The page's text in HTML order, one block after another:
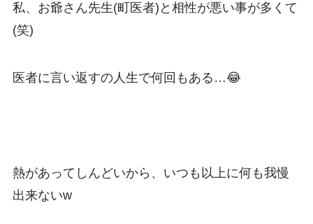
私、お爺さん先生(町医者)と相性が悪い事が多くて
(笑)
医者に言い返すの人生で何回もある…😂
熱があってしんどいから、いつも以上に何も我慢
出来ないw